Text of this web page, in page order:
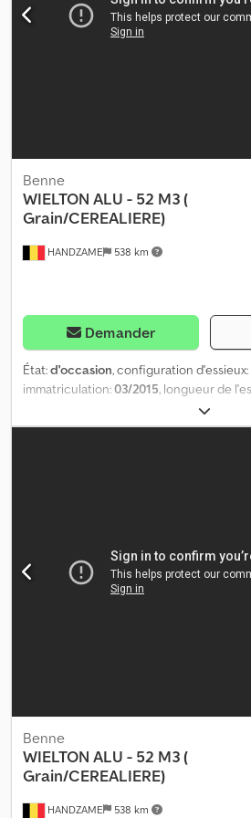
Configuration essieu Dimension des
essieux: SAF Essieu arrière 1: Charge
Sculptures des pneus: 30% Essieu
HANDZAME 538 km
Benne
WIELTON ALU - 52 M3 (
Grain/CEREALIERE)
Demander
État:d'occasion, configuration d'essieux:
immatriculation:03/2015, longueur de
, largeur de l’espace de
hauteur de l'espace de chargement:2
,
Dwjdpoytqihsfx Akvoa Suspension :
HANDZAME 538 km
Benne
WIELTON ALU - 52 M3 (
Grain/CEREALIERE)